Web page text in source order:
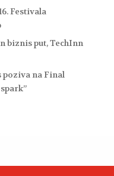
Festivala
biznis put, TechInn
poziva na Final